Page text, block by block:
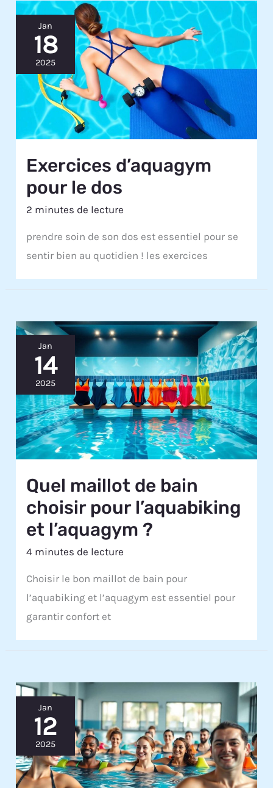
Jan
18
2025
Exercices d’aquagym
pour le dos
2 minutes de lecture
prendre soin de son dos est essentiel pour se
sentir bien au quotidien ! les exercices
Jan
14
2025
Quel maillot de bain
choisir pour l’aquabiking
et l’aquagym ?
4 minutes de lecture
Choisir le bon maillot de bain pour
l’aquabiking et l’aquagym est essentiel pour
garantir confort et
Jan
12
2025